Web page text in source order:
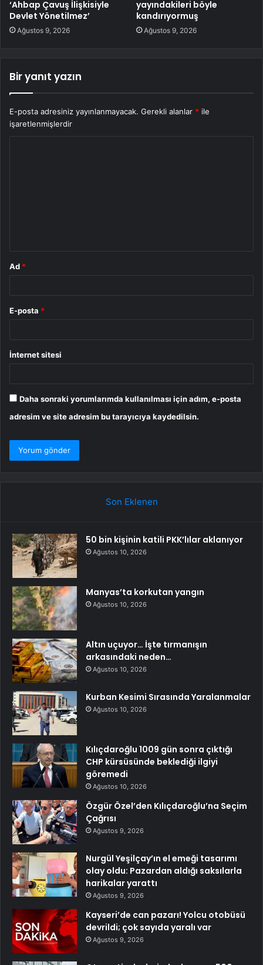
‘Ahbap Çavuş İlişkisiyle
Devlet Yönetilmez’
Ağustos 9, 2026
yayındakileri böyle
kandırıyormuş
Ağustos 9, 2026
Bir yanıt yazın
E-posta adresiniz yayınlanmayacak. Gerekli alanlar * ile
işaretlenmişlerdir
Ad *
E-posta *
İnternet sitesi
Daha sonraki yorumlarımda kullanılması için adım, e-posta
adresim ve site adresim bu tarayıcıya kaydedilsin.
Son Eklenen
50 bin kişinin katili PKK’lılar aklanıyor
Ağustos 10, 2026
Manyas’ta korkutan yangın
Ağustos 10, 2026
Altın uçuyor… İşte tırmanışın
arkasındaki neden…
Ağustos 10, 2026
Kurban Kesimi Sırasında Yaralanmalar
Ağustos 10, 2026
Kılıçdaroğlu 1009 gün sonra çıktığı
CHP kürsüsünde beklediği ilgiyi
göremedi
Ağustos 10, 2026
Özgür Özel’den Kılıçdaroğlu’na Seçim
Çağrısı
Ağustos 9, 2026
Nurgül Yeşilçay’ın el emeği tasarımı
olay oldu: Pazardan aldığı saksılarla
harikalar yarattı
Ağustos 9, 2026
Kayseri’de can pazarı! Yolcu otobüsü
devrildi; çok sayıda yaralı var
Ağustos 9, 2026